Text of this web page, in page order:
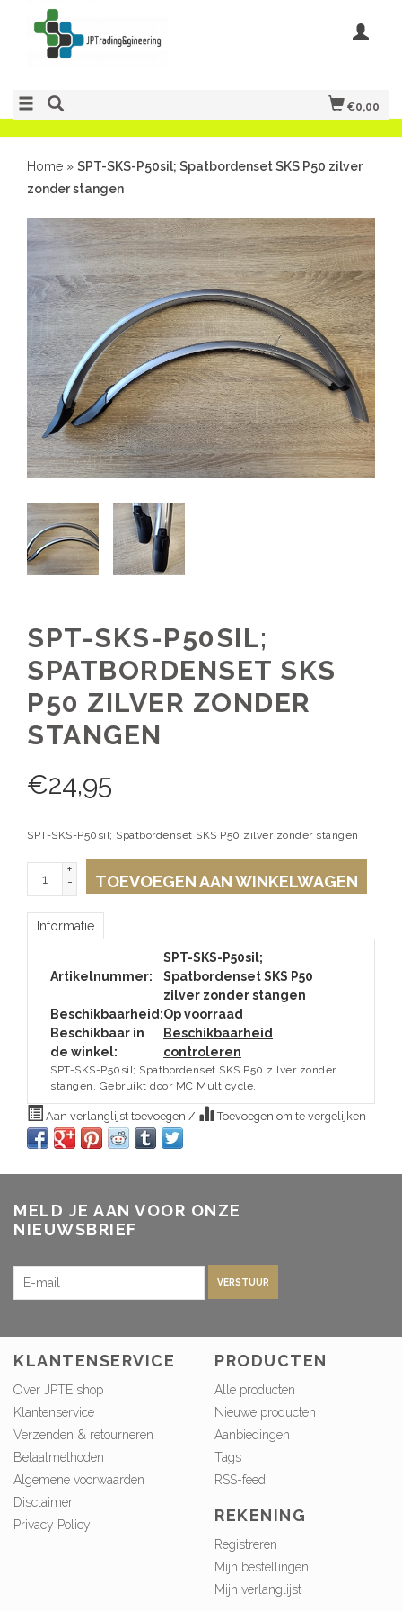
€0,00
Home » SPT-SKS-P50sil; Spatbordenset SKS P50 zilver
zonder stangen
SPT-SKS-P50SIL;
SPATBORDENSET SKS
P50 ZILVER ZONDER
STANGEN
€24,95
SPT-SKS-P50sil; Spatbordenset SKS P50 zilver zonder stangen
+
-
TOEVOEGEN AAN WINKELWAGEN
Informatie
Artikelnummer:
SPT-SKS-P50sil;
Spatbordenset SKS P50
zilver zonder stangen
Beschikbaarheid:Op voorraad
Beschikbaar in
de winkel:
Beschikbaarheid
controleren
SPT-SKS-P50sil; Spatbordenset SKS P50 zilver zonder
stangen, Gebruikt door MC Multicycle.
Aan verlanglijst toevoegen / Toevoegen om te vergelijken
MELD JE AAN VOOR ONZE
NIEUWSBRIEF
VERSTUUR
KLANTENSERVICE
Over JPTE shop
Klantenservice
Verzenden & retourneren
Betaalmethoden
Algemene voorwaarden
Disclaimer
Privacy Policy
PRODUCTEN
Alle producten
Nieuwe producten
Aanbiedingen
Tags
RSS-feed
REKENING
Registreren
Mijn bestellingen
Mijn verlanglijst